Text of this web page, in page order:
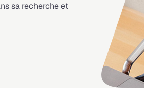
sa recherche et